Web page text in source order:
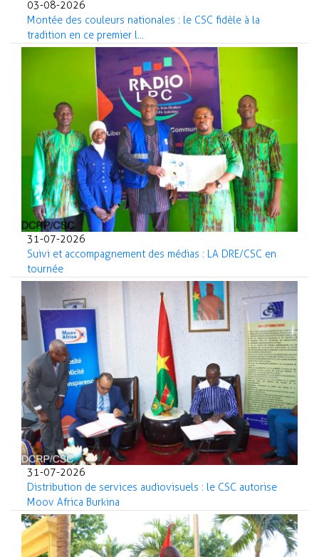
03-08-2026
Montée des couleurs nationales : le CSC fidèle à la
tradition en ce premier l...
31-07-2026
Suivi et accompagnement des médias : LA DRE/CSC en
tournée
31-07-2026
Distribution de services audiovisuels : le CSC autorise
Moov Africa Burkina